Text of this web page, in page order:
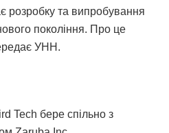
розробку та випробування
покоління. Про це
УНН.
Tech бере спільно з